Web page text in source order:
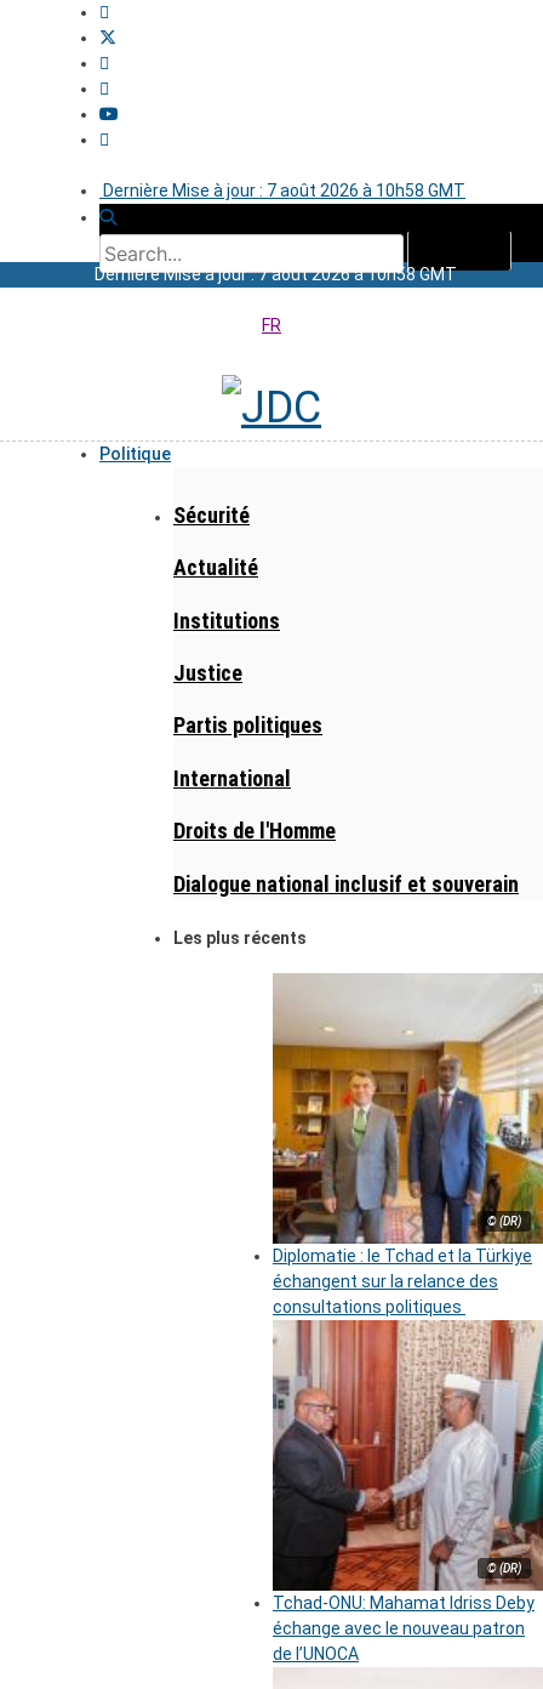
Dernière Mise à jour : 7 août 2026 à 10h58 GMT
Dernière Mise à jour : 7 août 2026 à 10h58 GMT
FR
Politique
Sécurité
Actualité
Institutions
Justice
Partis politiques
International
Droits de l'Homme
Dialogue national inclusif et souverain
Les plus récents
© (DR)
Diplomatie : le Tchad et la Türkiye
échangent sur la relance des
consultations politiques
© (DR)
Tchad-ONU: Mahamat Idriss Deby
échange avec le nouveau patron
de l’UNOCA